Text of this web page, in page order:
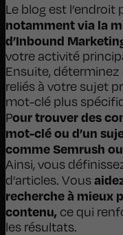
Le blog est l’endroit
notamment via la
d’Inbound
votre activité
Ensuite,
reliés à votre sujet
mot-clé plus
Pour trouver des
mot-clé ou d’un
comme Semrush
Ainsi, vous
d’articles. Vous
recherche à mieux
contenu, ce qui
les résultats.